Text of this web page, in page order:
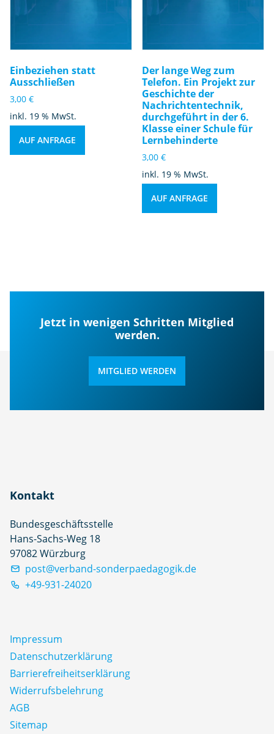
Einbeziehen statt
Ausschließen
3,00 €
inkl. 19 % MwSt.
AUF ANFRAGE
Der lange Weg zum
Telefon. Ein Projekt zur
Geschichte der
Nachrichtentechnik,
durchgeführt in der 6.
Klasse einer Schule für
Lernbehinderte
3,00€
inkl. 19 % MwSt.
AUF ANFRAGE
Jetzt in wenigen Schritten Mitglied
werden.
MITGLIED WERDEN
Kontakt
Bundesgeschäftsstelle
Hans-Sachs-Weg 18
97082 Würzburg
post@verband-sonderpaedagogik.de
+49-931-24020
Impressum
Datenschutz­erklärung
Barrierefreiheitserklärung
Widerrufsbelehrung
AGB
Sitemap